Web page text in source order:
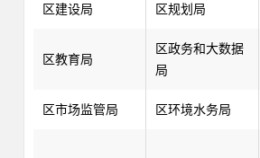
区建设局 区规划局
区教育局
区政务和大数据
局
区市场监管局 区环境水务局